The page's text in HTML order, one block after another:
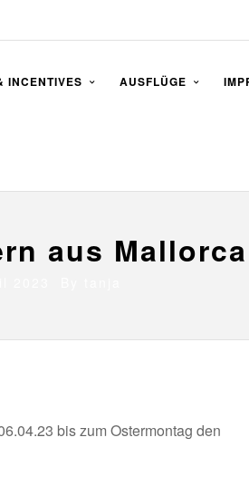
INCENTIVES AUSFLÜGE
aus Mallorca
bis zum Ostermontag den